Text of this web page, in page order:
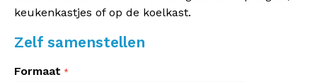
keukenkastjes of op de koelkast.
Zelf samenstellen
Formaat